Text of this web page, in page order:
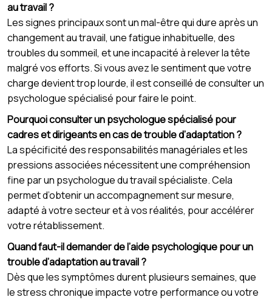
au travail ?
Les signes principaux sont un mal-être qui dure après un
changement au travail, une fatigue inhabituelle, des
troubles du sommeil, et une incapacité à relever la tête
malgré vos efforts. Si vous avez le sentiment que votre
charge devient trop lourde, il est conseillé de consulter un
psychologue spécialisé pour faire le point.
Pourquoi consulter un psychologue spécialisé pour
cadres et dirigeants en cas de trouble d’adaptation ?
La spécificité des responsabilités managériales et les
pressions associées nécessitent une compréhension
fine par un psychologue du travail spécialiste. Cela
permet d’obtenir un accompagnement sur mesure,
adapté à votre secteur et à vos réalités, pour accélérer
votre rétablissement.
Quand faut-il demander de l’aide psychologique pour un
trouble d’adaptation au travail ?
Dès que les symptômes durent plusieurs semaines, que
le stress chronique impacte votre performance ou votre